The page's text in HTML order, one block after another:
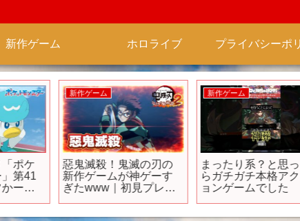
新作ゲーム ホロライブ
新作ゲーム
惡鬼滅殺！鬼滅の刃の
新作ゲームが神ゲーす
ぎたwww｜初見プレイ
新作ゲーム
まったり系？と思った
らガチガチ本格アクシ
ョンゲームでした